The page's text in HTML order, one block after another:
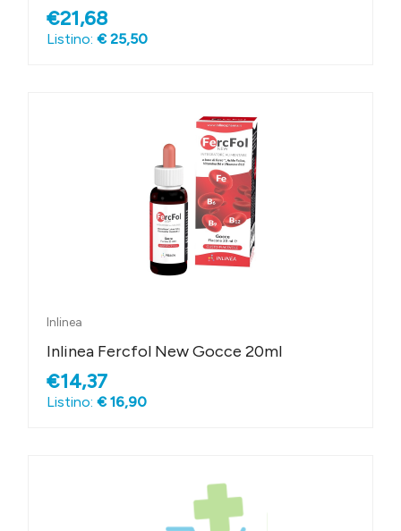
€21,68
Listino: € 25,50
Inlinea
Inlinea Fercfol New Gocce 20ml
€14,37
Listino: € 16,90